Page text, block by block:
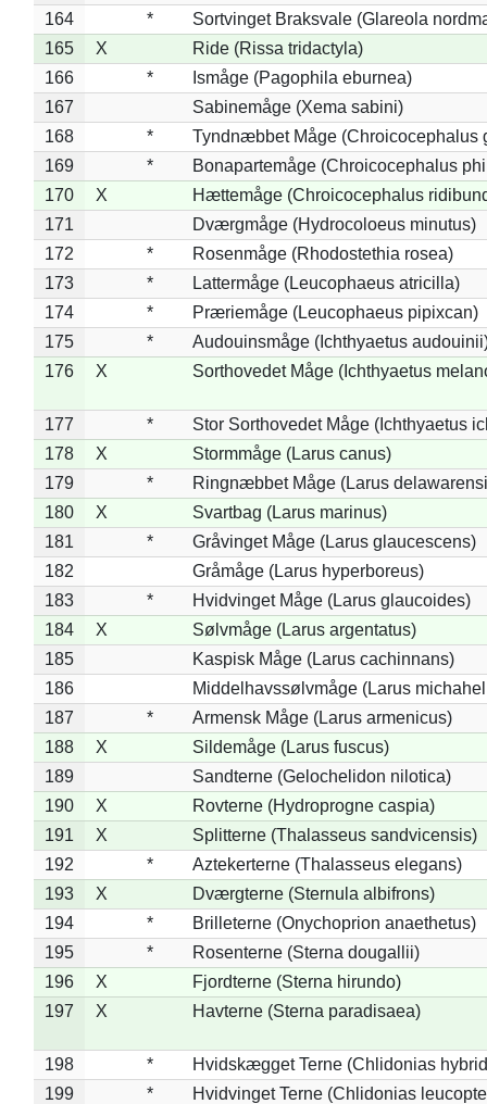
164
*
Sortvinget Braksvale (Glareola
165
X
Ride (Rissa tridactyla)
166
*
Ismåge (Pagophila eburnea)
167
Sabinemåge (Xema sabini)
168
*
Tyndnæbbet Måge (Chroicocephalus
169
*
Bonapartemåge (Chroicocephalus
170
X
Hættemåge (Chroicocephalus
171
Dværgmåge (Hydrocoloeus minutus)
172
*
Rosenmåge (Rhodostethia rosea)
173
*
Lattermåge (Leucophaeus atricilla)
174
*
Præriemåge (Leucophaeus pipixcan)
175
*
Audouinsmåge (Ichthyaetus
176
X Sorthovedet Måge (Ichthyaetus
177 *
Stor Sorthovedet Måge (Ichthyaetus
178
X
Stormmåge (Larus canus)
179
*
Ringnæbbet Måge (Larus
180
X
Svartbag (Larus marinus)
181
*
Gråvinget Måge (Larus glaucescens)
182
Gråmåge (Larus hyperboreus)
183
*
Hvidvinget Måge (Larus glaucoides)
184
X
Sølvmåge (Larus argentatus)
185
Kaspisk Måge (Larus cachinnans)
186
Middelhavssølvmåge (Larus
187
*
Armensk Måge (Larus armenicus)
188
X
Sildemåge (Larus fuscus)
189
Sandterne (Gelochelidon nilotica)
190
X
Rovterne (Hydroprogne caspia)
191
X
Splitterne (Thalasseus sandvicensis)
192
*
Aztekerterne (Thalasseus elegans)
193
X
Dværgterne (Sternula albifrons)
194
*
Brilleterne (Onychoprion anaethetus)
195
*
Rosenterne (Sterna dougallii)
196
X
Fjordterne (Sterna hirundo)
197
X Havterne (Sterna paradisaea)
198 *
Hvidskægget Terne (Chlidonias
199
*
Hvidvinget Terne (Chlidonias